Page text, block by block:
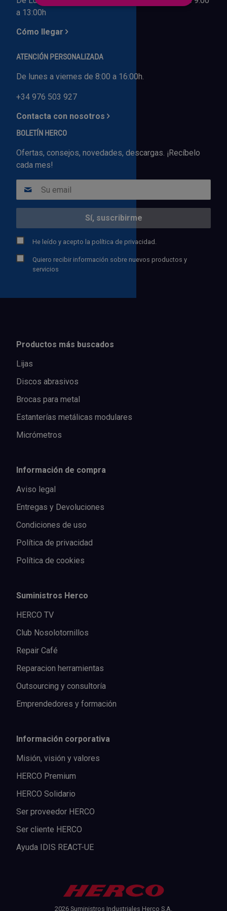
a 13:00h
Cómo llegar
ATENCIÓN PERSONALIZADA
De lunes a viernes de 8:00 a 16:00h.
+34 976 503 927
Contacta con nosotros
BOLETÍN HERCO
Ofertas, consejos, novedades, descargas. ¡Recíbelo
cada mes!
He leído y acepto la política de privacidad.
Quiero recibir información sobre nuevos productos y
servicios
Productos más buscados
Lijas
Discos abrasivos
Brocas para metal
Estanterías metálicas modulares
Micrómetros
Información de compra
Aviso legal
Entregas y Devoluciones
Condiciones de uso
Política de privacidad
Política de cookies
Suministros Herco
HERCO TV
Club Nosolotornillos
Repair Café
Reparacion herramientas
Outsourcing y consultoría
Emprendedores y formación
Información corporativa
Misión, visión y valores
HERCO Premium
HERCO Solidario
Ser proveedor HERCO
Ser cliente HERCO
Ayuda IDIS REACT-UE
2026 Suministros Industriales Herco S.A.
Outlet Sierras
Outlet Tiradores y manillas
Outlet Tornilleria
Outlet Utillajes y accesorios para maquinaria
Outlet Ventilación y calefacción
Outlet Vestuario Laboral y Seguridad